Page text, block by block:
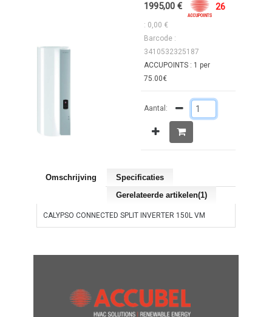
1995,00 € 26
: 0,00 €
Barcode :
3410532325187
ACCUPOINTS : 1 per
75.00€
Aantal:
Omschrijving
Specificaties
Gerelateerde artikelen(1)
CALYPSO CONNECTED SPLIT INVERTER 150L VM